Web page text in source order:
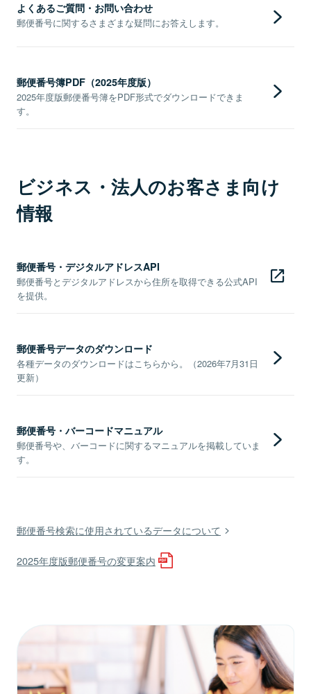
よくあるご質問・お問い合わせ
郵便番号に関するさまざまな疑問にお答えします。
郵便番号簿PDF（2025年度版）
2025年度版郵便番号簿をPDF形式でダウンロードできま
す。
ビジネス・法人のお客さま向け
情報
郵便番号・デジタルアドレスAPI
郵便番号とデジタルアドレスから住所を取得できる公式API
を提供。
郵便番号データのダウンロード
各種データのダウンロードはこちらから。（2026年7月31日
更新）
郵便番号・バーコードマニュアル
郵便番号や、バーコードに関するマニュアルを掲載していま
す。
郵便番号検索に使用されているデータについて
2025年度版郵便番号の変更案内